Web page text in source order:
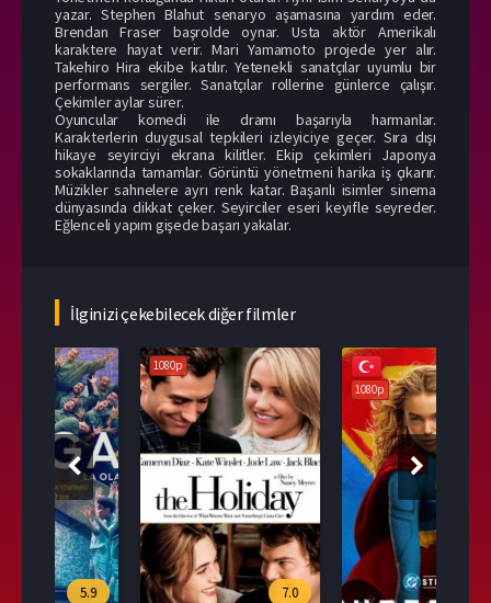
yazar. Stephen Blahut senaryo aşamasına yardım eder.
Brendan Fraser başrolde oynar. Usta aktör Amerikalı
karaktere hayat verir. Mari Yamamoto projede yer alır.
Takehiro Hira ekibe katılır. Yetenekli sanatçılar uyumlu bir
performans sergiler. Sanatçılar rollerine günlerce çalışır.
Çekimler aylar sürer.
Oyuncular komedi ile dramı başarıyla harmanlar.
Karakterlerin duygusal tepkileri izleyiciye geçer. Sıra dışı
hikaye seyirciyi ekrana kilitler. Ekip çekimleri Japonya
sokaklarında tamamlar. Görüntü yönetmeni harika iş çıkarır.
Müzikler sahnelere ayrı renk katar. Başarılı isimler sinema
dünyasında dikkat çeker. Seyirciler eseri keyifle seyreder.
Eğlenceli yapım gişede başarı yakalar.
İlginizi çekebilecek diğer filmler
1080p
7.0
1080p
6.1